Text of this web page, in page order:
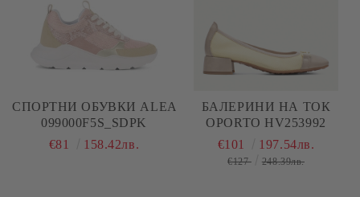
СПОРТНИ ОБУВКИ ALEA
099000F5S_SDPK
€81
158.42лв.
БАЛЕРИНИ НА ТОК
OPORTO HV253992
€101 197.54лв.
€127 248.39лв.